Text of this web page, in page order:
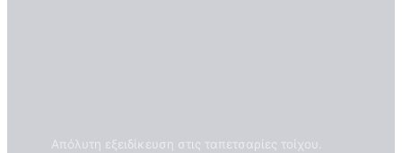
Απόλυτη εξειδίκευση στις ταπετσαρίες τοίχου.